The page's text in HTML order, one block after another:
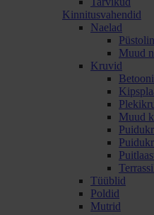
Kinnitusvahendid
Naelad
Muud
Kruvid
Muud
Tüüblid
Poldid
Mutrid